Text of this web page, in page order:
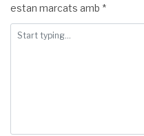
estan marcats amb *